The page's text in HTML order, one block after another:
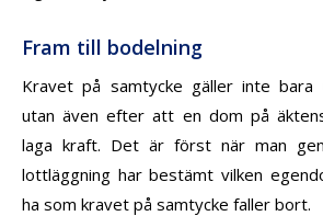
Fram till bodelning
Kravet på samtycke gäller inte bara
utan även efter att en dom på
laga kraft. Det är först när man
lottläggning har bestämt vilken
ha som kravet på samtycke faller bort.